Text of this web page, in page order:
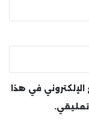
في هذا